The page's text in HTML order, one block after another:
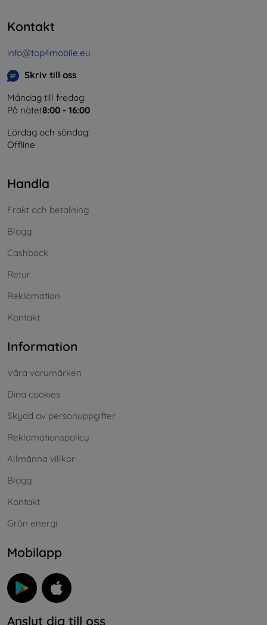
Kontakt
info@top4mobile.eu
Skriv till oss
Måndag till fredag:
På nätet8:00 - 16:00
Lördag och söndag:
Offline
Handla
Frakt och betalning
Blogg
Cashback
Retur
Reklamation
Kontakt
Information
Våra varumärken
Dina cookies
Skydd av personuppgifter
Reklamationspolicy
Allmänna villkor
Blogg
Kontakt
Grön energi
Mobilapp
Anslut dig till oss